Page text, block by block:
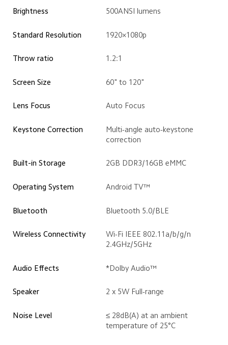
Brightness 500ANSI lumens
Standard Resolution 1920×1080p
Throw ratio 1.2:1
Screen Size 60" to 120"
Lens Focus Auto Focus
Keystone Correction
Multi-angle auto-keystone
correction
Built-in Storage 2GB DDR3/16GB eMMC
Operating System Android TV™
Bluetooth Bluetooth 5.0/BLE
Wireless Connectivity
Wi-Fi IEEE 802.11a/b/g/n
2.4GHz/5GHz
Audio Effects *Dolby Audio™
Speaker 2 x 5W Full-range
Noise Level
≤ 28dB(A) at an ambient
temperature of 25°C